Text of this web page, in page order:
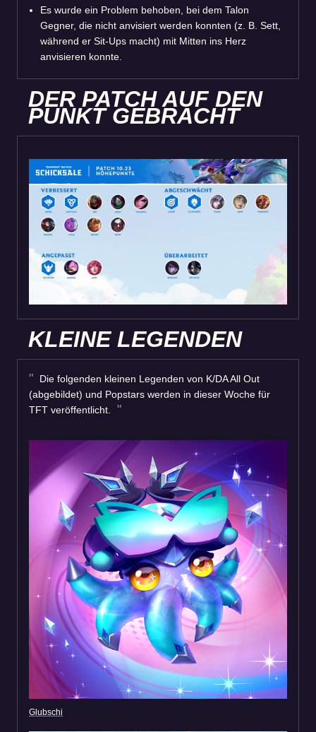
Es wurde ein Problem behoben, bei dem Talon
Gegner, die nicht anvisiert werden konnten (z. B. Sett,
während er Sit-Ups macht) mit Mitten ins Herz
anvisieren konnte.
DER PATCH AUF DEN
PUNKT GEBRACHT
KLEINE LEGENDEN
Die folgenden kleinen Legenden von K/DA All Out
(abgebildet) und Popstars werden in dieser Woche für
TFT veröffentlicht.
Glubschi